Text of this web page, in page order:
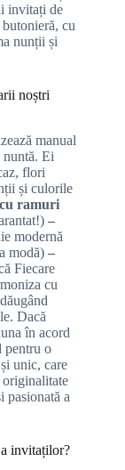
invitați de
butonieră, cu
nunții și
noștri
manual
nuntă. Ei
flori
și culorile
cu ramuri
–
modernă
modă) –
Fiecare
cu
Dacă
în acord
pentru o
unic, care
originalitate
pasionată a
invitaților?